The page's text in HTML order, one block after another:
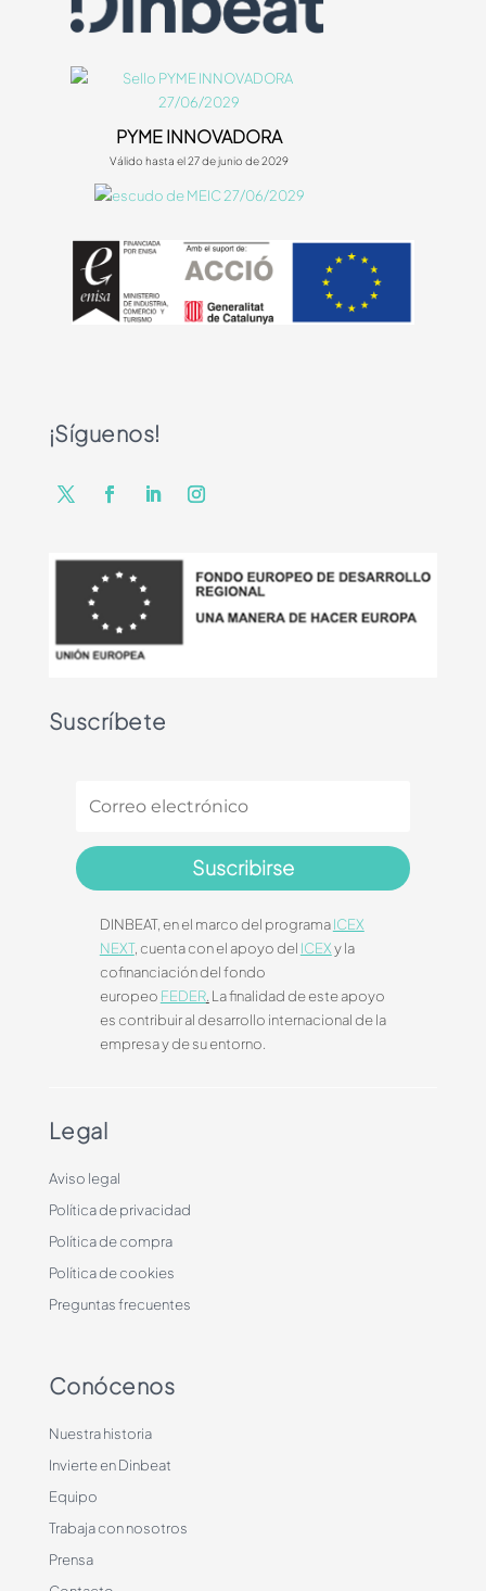
PYME INNOVADORA
Válido hasta el 27 de junio de 2029
¡Síguenos!
Suscríbete
Suscribirse
DINBEAT, en el marco del programaICEX
NEXT, cuenta con el apoyo del ICEXy la
cofinanciación del fondo
europeo FEDER. La finalidad de este apoyo
es contribuir al desarrollo internacional de la
empresa y de su entorno.
Legal
Aviso legal
Política de privacidad
Política de compra
Política de cookies
Preguntas frecuentes
Conócenos
Nuestra historia
Invierte en Dinbeat
Equipo
Trabaja con nosotros
Prensa